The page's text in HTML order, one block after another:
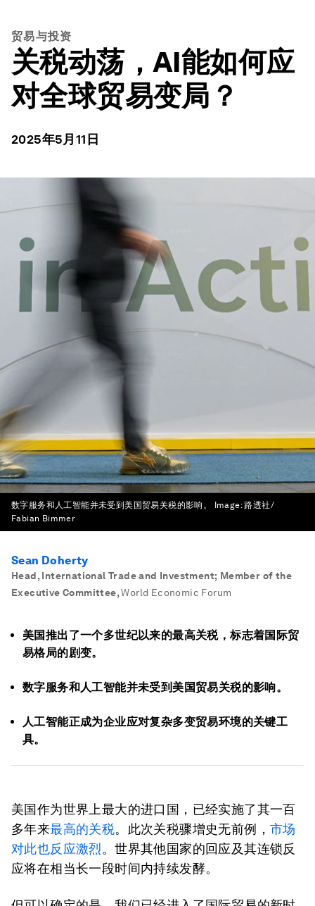
贸易与投资
关税动荡，AI能如何应
对全球贸易变局？
2025年5月11日
数字服务和人工智能并未受到美国贸易关税的影响。 Image:路透社/
Fabian Bimmer
Sean Doherty
Head, International Trade and Investment; Member of the
Executive Committee, World Economic Forum
美国推出了一个多世纪以来的最高关税，标志着国际贸
易格局的剧变。
数字服务和人工智能并未受到美国贸易关税的影响。
人工智能正成为企业应对复杂多变贸易环境的关键工
具。
美国作为世界上最大的进口国，已经实施了其一百
多年来最高的关税。此次关税骤增史无前例，市场
对此也反应激烈。世界其他国家的回应及其连锁反
应将在相当长一段时间内持续发酵。